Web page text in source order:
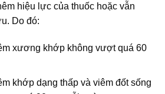
hiệu lực của thuốc hoặc vẫn
Do đó:
xương khớp không vượt quá 60
khớp dạng thấp và viêm đốt sống